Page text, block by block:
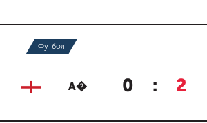
Футбол
А� 0 : 2